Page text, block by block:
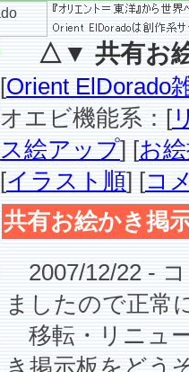
△▼ 共有お
[Orient ElDorado
オエビ機能系：[
ス絵アップ] [お
[イラスト順] [コ
共有お絵かき掲
2007/12/22 -
ましたので正常
移転・リニュ
き掲示板をどう